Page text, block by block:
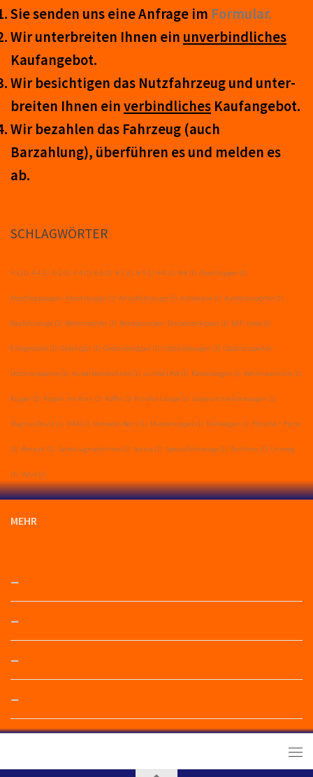
Sie senden uns eine An­frage im Form­ular.
Wir unter­breiten Ihnen ein un­ver­bind­lich­es
Kauf­an­ge­bot.
Wir be­sicht­igen das Nutz­fahr­zeug und un­ter­
breit­en Ihnen einver­bind­liches Kauf­an­ge­bot.
Wir be­zahl­en das Fahr­zeug (auch
Barzahlung), über­führ­en es und mel­den es
ab.
SCHLAGWÖRTER
4-2 (1) 4-4 (1) 6-2 (1) 6-4 (1) 6-6 (1) 8-2 (1) 8-4 (1) 8-6 (1) 8-8 (1) Abrollkipper (1)
Abschleppwagen- Absetzkipper (1) Allradfahrzeuge (1) Autokräne (1) Autotransporter (1)
Baufahrzeuge (1) Betonmischer (1) Betonpumpen- Dreiseitenkipper (1) DAF- Iveco (1)
Fahrgestelle (1) Gefahrgut (1) Getreidekipper (1) Getränkewagen (1) Glastransporter -
Holztransporter (1) Hubarbeitsbühnen (1) Jumbo LKW (1) Kastenwagen (1) Kehrmaschinen (1)
Kipper (1) Kipper mit Kran (1) Koffer (1) Kranfahrzeuge (1) Lebensmitteltankwagen (1)
Magirus Deutz (1) MAN (1) Mercedes Benz (1) Muldenkipper (1) Müllwagen (1) Pritsche + Plane
(1) Renault (1) Sattelzugmaschinen (1) Scania (1) Spezialfahrzeuge (1) Tautliner (1) Unimog
(1) Volvo (1)
MEHR